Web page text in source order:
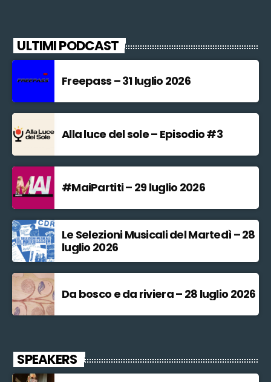
ULTIMI PODCAST
Freepass – 31 luglio 2026
Alla luce del sole – Episodio #3
#MaiPartiti – 29 luglio 2026
Le Selezioni Musicali del Martedì – 28
luglio 2026
Da bosco e da riviera – 28 luglio 2026
SPEAKERS